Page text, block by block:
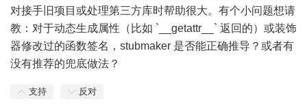
对接手旧项目或处理第三方库时帮助很大。有个小问题想请
教：对于动态生成属性（比如 `__getattr__` 返回的）或装饰
器修改过的函数签名，stubmaker 是否能正确推导？或者有
没有推荐的兜底做法？
支持 反对